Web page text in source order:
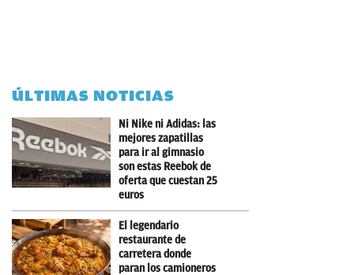
ÚLTIMAS NOTICIAS
Ni Nike ni Adidas: las
mejores zapatillas
para ir al gimnasio
son estas Reebok de
oferta que cuestan 25
euros
El legendario
restaurante de
carretera donde
paran los camioneros